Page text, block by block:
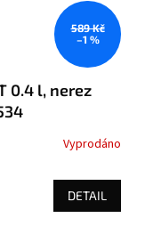
589 Kč
–1 %
0.4 l, nerez
Vyprodáno
DETAIL